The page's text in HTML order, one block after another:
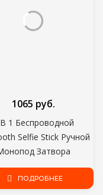
1 Беспроводной
Selfie Stick Ручной
Затвора
Складной
для iPhone XR
1065 руб.
ПОДРОБНЕЕ